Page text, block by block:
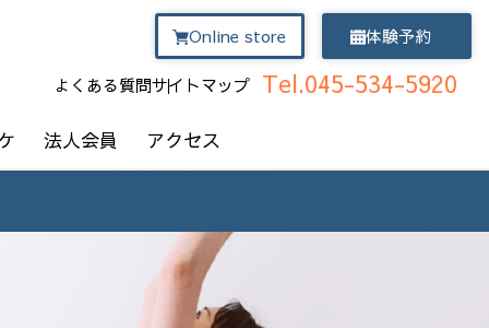
よくある質問サイトマップ Tel.045-534-5920
法人会員 アクセス
Online store 体験予約